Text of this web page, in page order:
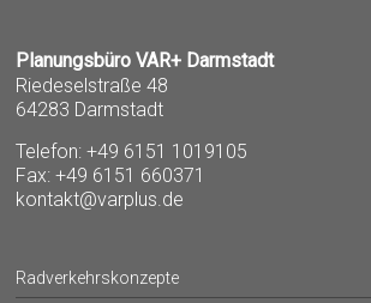
Planungsbüro VAR+ Darmstadt
Riedeselstraße 48
64283 Darmstadt
Telefon: +49 6151 1019105
Fax: +49 6151 660371
kontakt@varplus.de
Radverkehrskonzepte